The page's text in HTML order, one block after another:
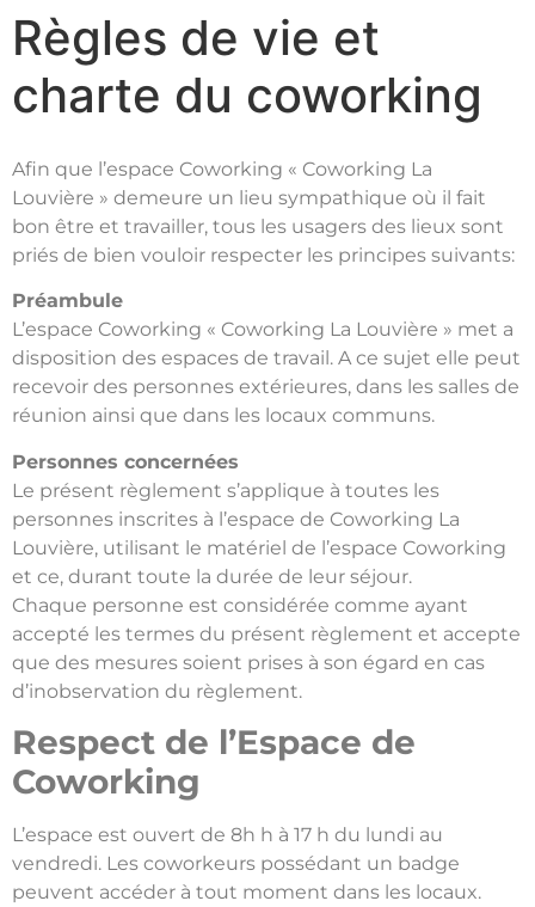
Règles de vie et
charte du coworking
Afin que l’espace Coworking « Coworking La
Louvière » demeure un lieu sympathique où il fait
bon être et travailler, tous les usagers des lieux sont
priés de bien vouloir respecter les principes suivants:
Préambule
L’espace Coworking « Coworking La Louvière » met a
disposition des espaces de travail. A ce sujet elle peut
recevoir des personnes extérieures, dans les salles de
réunion ainsi que dans les locaux communs.
Personnes concernées
Le présent règlement s’applique à toutes les
personnes inscrites à l’espace de Coworking La
Louvière, utilisant le matériel de l’espace Coworking
et ce, durant toute la durée de leur séjour.
Chaque personne est considérée comme ayant
accepté les termes du présent règlement et accepte
que des mesures soient prises à son égard en cas
d’inobservation du règlement.
Respect de l’Espace de
Coworking
L’espace est ouvert de 8h h à 17 h du lundi au
vendredi. Les coworkeurs possédant un badge
peuvent accéder à tout moment dans les locaux.